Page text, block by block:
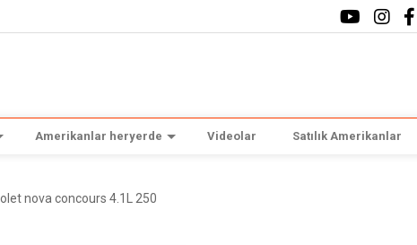
Amerikanlar heryerde Videolar Satılık Amerikanlar
nova concours 4.1L 250